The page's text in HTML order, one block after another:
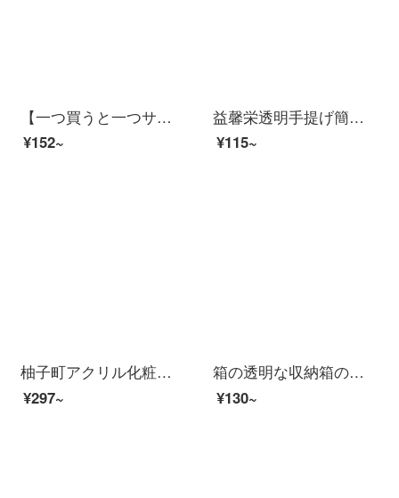
【一つ買うと一つサービス】椿のプラスチックケース6.5 L透明の小さい箱のお菓子化粧品ケース台所収納車載用プールの整理箱ピンク【一つ買って一つサービス】
¥152~
益馨栄透明手提げ簡単収納箱デスクトップ雑物収納箱携帯化粧品整理箱家庭用小型薬箱小品収納箱大白(23*12*9)
¥115~
柚子町アクリル化粧品収納ボックス透明化粧綿クレンジング綿棒収納ケース
¥297~
箱の透明な収納箱の整理箱のプラスチックケースには、大きいサイズの携帯ロッカーのおもちゃの収納箱の漱漱があります。二つの小さいサイズ（全部で2つ）は、幅28、幅21、高さ17センチで、透明です。
¥130~